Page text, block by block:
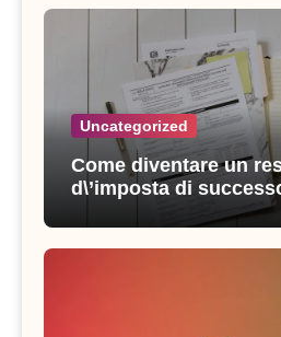
Uncategorized
Come diventare un
d\’imposta di
strategie vincenti